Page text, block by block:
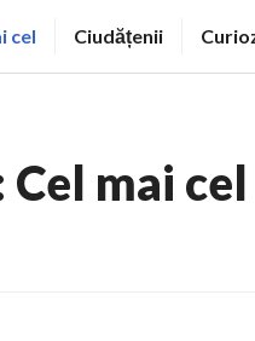
cel Ciudățenii
Cel mai cel